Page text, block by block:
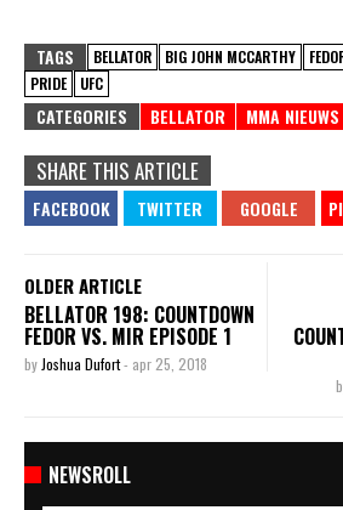
TAGS BELLATOR BIG JOHN MCCARTHY
PRIDE
UFC
CATEGORIES BELLATOR MMA NIEUWS
SHARE THIS ARTICLE
OLDER ARTICLE
BELLATOR 198: COUNTDOWN
FEDOR VS. MIR EPISODE 1
by Joshua Dufort- apr 25, 2018
NEWSROLL